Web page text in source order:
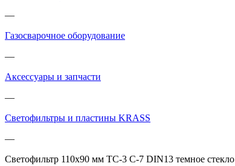
—
Газосварочное оборудование
—
Аксессуары и запчасти
—
Светофильтры и пластины KRASS
—
Светофильтр 110х90 мм ТС-3 С-7 DIN13 темное стекло